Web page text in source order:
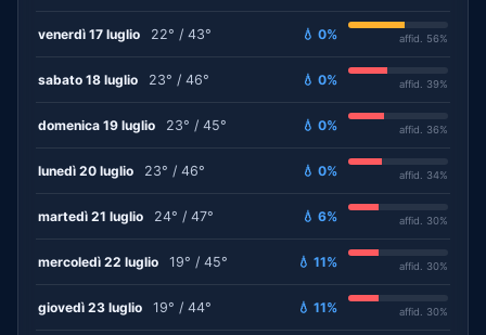
venerdì 17 luglio 22° / 43° 💧 0% affid. 56%
sabato 18 luglio 23° / 46° 💧 0% affid. 39%
domenica 19 luglio 23° / 45° 💧 0% affid. 36%
lunedì 20 luglio 23° / 46° 💧 0% affid. 34%
martedì 21 luglio 24° / 47° 💧 6% affid. 30%
mercoledì 22 luglio 19° / 45° 💧 11% affid. 30%
giovedì 23 luglio 19° / 44° 💧 11% affid. 30%